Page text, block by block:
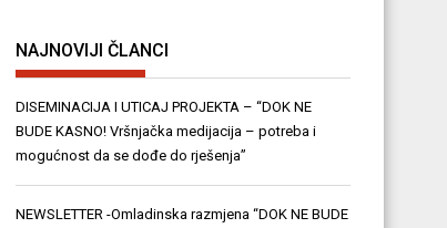
NAJNOVIJI ČLANCI
DISEMINACIJA I UTICAJ PROJEKTA – “DOK NE
BUDE KASNO! Vršnjačka medijacija – potreba i
mogućnost da se dođe do rješenja”
NEWSLETTER -Omladinska razmjena “DOK NE BUDE